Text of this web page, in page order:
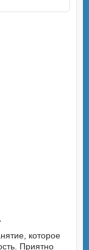
которое
Приятно